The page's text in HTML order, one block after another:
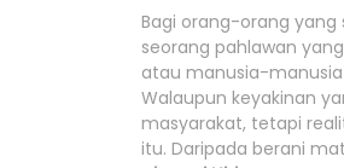
Bagi orang-orang
seorang pahlawan
atau manusia-
Walaupun keyakinan
masyarakat, tetapi
itu. Daripada berani